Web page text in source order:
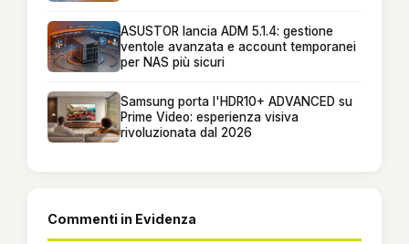
ASUSTOR lancia ADM 5.1.4: gestione
ventole avanzata e account temporanei
per NAS più sicuri
Samsung porta l'HDR10+ ADVANCED su
Prime Video: esperienza visiva
rivoluzionata dal 2026
Commenti in Evidenza